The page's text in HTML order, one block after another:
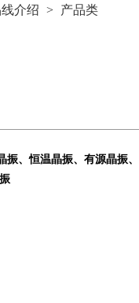
介绍 > 产品类
、恒温晶振、有源晶振、